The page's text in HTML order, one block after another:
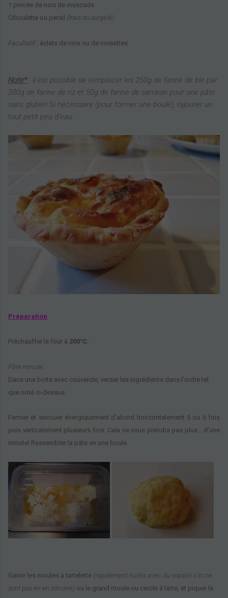
1 pincée de noix de muscade
Ciboulette ou persil (frais ou surgelé)
Facultatif : éclats de noix ou de noisettes
Note*: il est possible de remplacer les 250g de farine de blé par
200g de farine de riz et 50g de farine de sarrasin pour une pâte
sans gluten! Si nécessaire (pour former une boule), rajouter un
tout petit peu d’eau.
Préparation
Préchauffer le four à 200°C.
Pâte minute :
Dans une boite avec couvercle, verser les ingrédients dans l'ordre tel
que noté ci-dessus.
Fermer et secouer énergiquement d'abord horizontalement 5 ou 6 fois
puis verticalement plusieurs fois. Cela ne vous prendra pas plus... d'une
minute! Rassembler la pâte en une boule.
Garnir les moules à tartelette (rapidement huilés avec du sopalin s'ils ne
sont pas en en silicone) ou le grand moule ou cercle à tarte, et piquer la